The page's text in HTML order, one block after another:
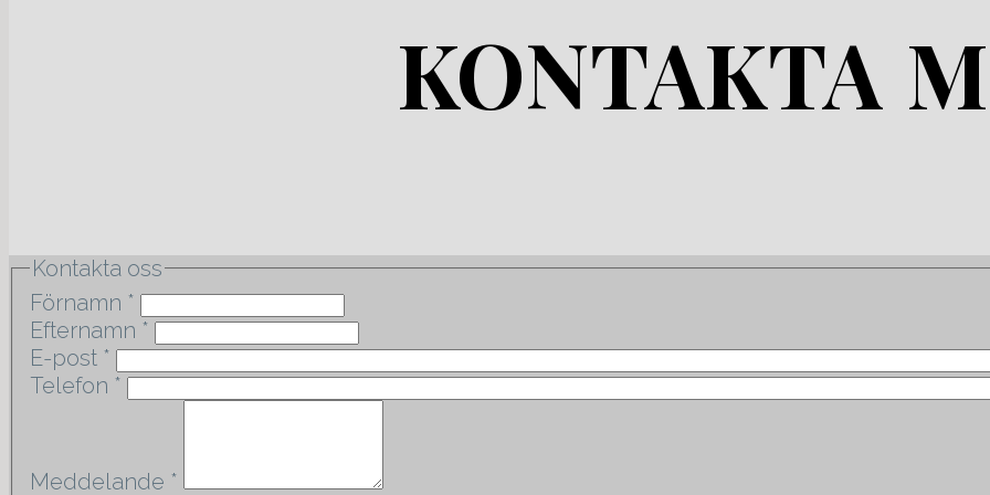
KONTAKTA
Kontakta oss
Förnamn *
Efternamn *
E-post *
Telefon *
Meddelande *